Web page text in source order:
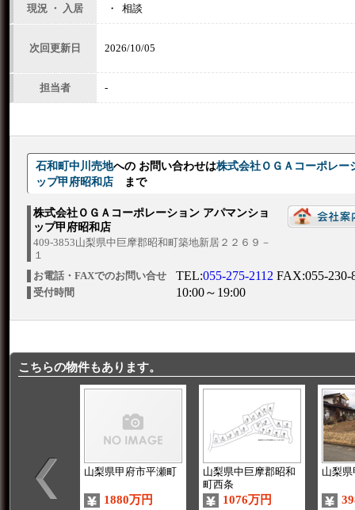
現況 ・ 入居 ・ 相談
次回更新日 2026/10/05
担当者 -
石和町中川売地への お問い合わせは株式会社ＯＧＡコーポレー
ップ甲府昭和店
まで
株式会社ＯＧＡコーポレーション アパマンショ
ップ甲府昭和店
409-3853山梨県中巨摩郡昭和町築地新居２２６９－
１
お電話・FAXでのお問い合せ
TEL:055-275-2112 FAX:055-230-
受付時間 10:00～19:00
こちらの物件もあります。
山梨県甲府市平瀬町
1880万円
山梨県中巨摩郡昭和
町西条
1076万円
山梨